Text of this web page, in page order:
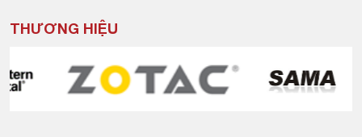
THƯƠNG HIỆU